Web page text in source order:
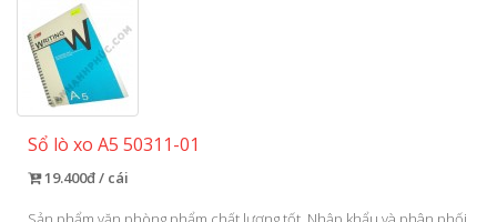
Sổ lò xo A5 50311-01
19.400đ / cái